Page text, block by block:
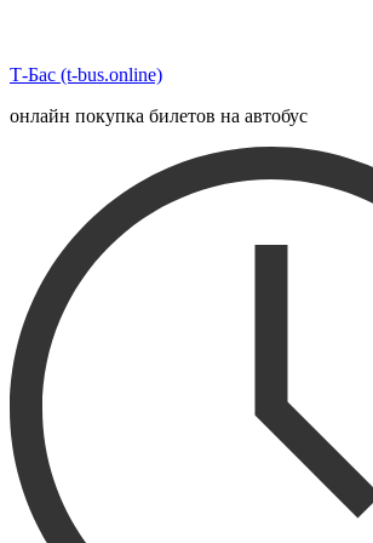
Т-Бас (t-bus.online)
онлайн покупка билетов на автобус